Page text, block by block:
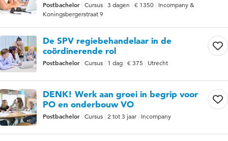
Postbachelor Cursus 3 dagen € 1350
Incompany &
Koningsbergerstraat 9
De SPV regiebehandelaar in de
coördinerende rol
Postbachelor Cursus 1 dag € 375 Utrecht
DENK! Werk aan groei in begrip voor
PO en onderbouw VO
Postbachelor Cursus 2 tot 3 jaar Incompany